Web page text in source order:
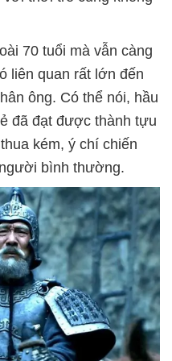
70 tuổi mà vẫn càng
liên quan rất lớn đến
ông. Có thể nói, hầu
đã đạt được thành tựu
kém, ý chí chiến
bình thường.